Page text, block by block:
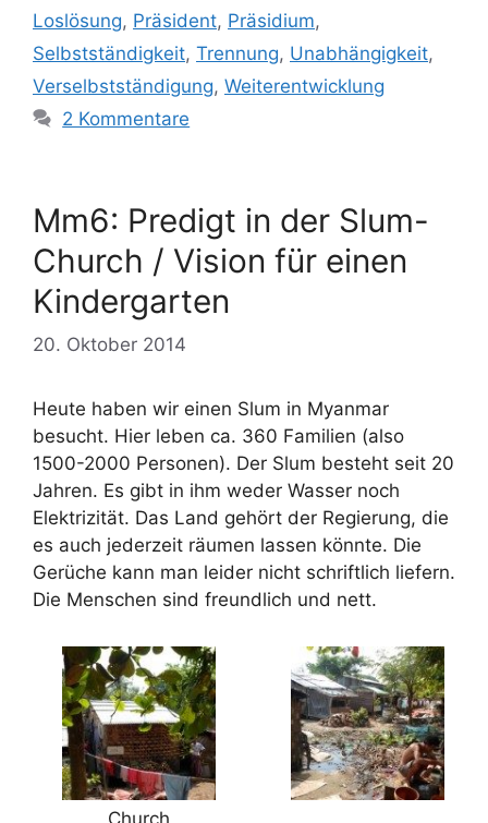
Loslösung, Präsident, Präsidium,
Selbstständigkeit, Trennung, Unabhängigkeit,
Verselbstständigung, Weiterentwicklung
2 Kommentare
Mm6: Predigt in der Slum-
Church / Vision für einen
Kindergarten
20. Oktober 2014
Heute haben wir einen Slum in Myanmar
besucht. Hier leben ca. 360 Familien (also
1500-2000 Personen). Der Slum besteht seit 20
Jahren. Es gibt in ihm weder Wasser noch
Elektrizität. Das Land gehört der Regierung, die
es auch jederzeit räumen lassen könnte. Die
Gerüche kann man leider nicht schriftlich liefern.
Die Menschen sind freundlich und nett.
Church